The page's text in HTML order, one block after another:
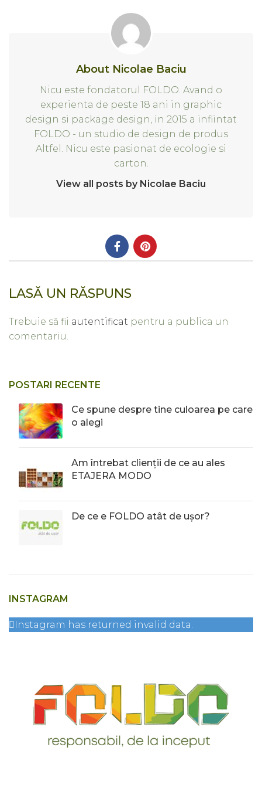
About Nicolae Baciu
Nicu este fondatorul FOLDO. Avand o
experienta de peste 18 ani in graphic
design si package design, in 2015 a infiintat
FOLDO - un studio de design de produs
Altfel. Nicu este pasionat de ecologie si
carton.
View all posts by Nicolae Baciu
LASĂ UN RĂSPUNS
Trebuie să fii autentificat pentru a publica un
comentariu.
POSTARI RECENTE
Ce spune despre tine culoarea pe care
o alegi
Am întrebat clienții de ce au ales
ETAJERA MODO
De ce e FOLDO atât de ușor?
INSTAGRAM
Instagram has returned invalid data.